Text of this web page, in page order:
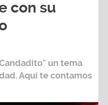
con su
un tema
Aquí te contamos